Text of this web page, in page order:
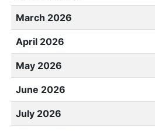
March 2026
April 2026
May 2026
June 2026
July 2026